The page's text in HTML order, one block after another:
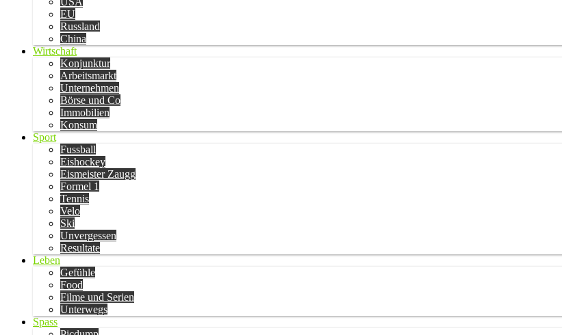
EU
Russland
China
Wirtschaft
Konjunktur
Arbeitsmarkt
Unternehmen
Börse und Co
Immobilien
Konsum
Sport
Fussball
Eishockey
Eismeister Zaugg
Formel 1
Tennis
Velo
Ski
Unvergessen
Resultate
Leben
Gefühle
Food
Filme und Serien
Unterwegs
Spass